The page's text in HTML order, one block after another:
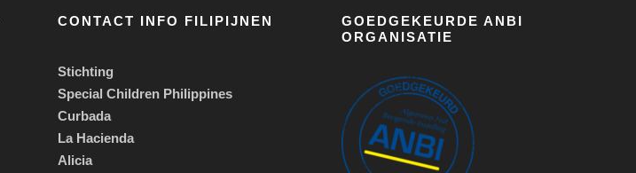
CONTACT INFO FILIPIJNEN
Stichting
Special Children Philippines
Curbada
La Hacienda
Alicia
GOEDGEKEURDE ANBI
ORGANISATIE